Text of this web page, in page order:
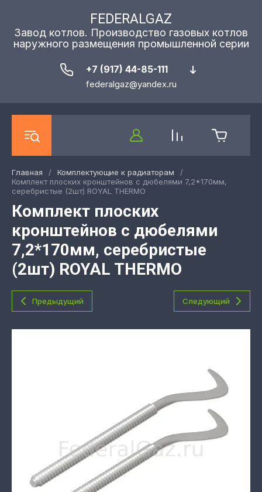
FEDERALGAZ
Завод котлов. Производство газовых котлов
наружного размещения промышленной серии
+7 (917) 44-85-111
federalgaz@yandex.ru
Главная / Комплектующие к радиаторам
/
Комплект плоских кронштейнов с дюбелями 7,2*170мм,
серебристые (2шт) ROYAL THERMO
Комплект плоских
кронштейнов с дюбелями
7,2*170мм, серебристые
(2шт) ROYAL THERMO
Предыдущий Следующий